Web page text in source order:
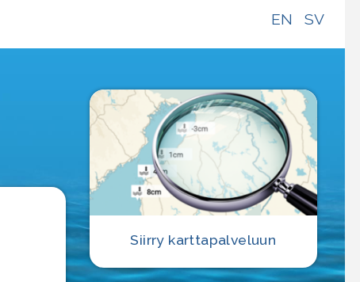
SV
EN
Siirry karttapalveluun